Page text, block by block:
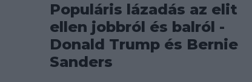
Populáris lázadás az elit
ellen jobbról és balról -
Donald Trump és Bernie
Sanders